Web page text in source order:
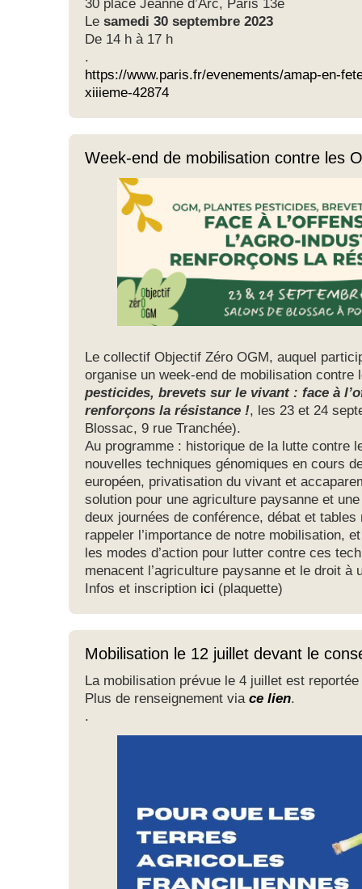
30 place Jeanne d’Arc, Paris 13e
Le samedi 30 septembre 2023
De 14 h à 17 h
.
https://www.paris.fr/evenements/amap-en-
xiiieme-42874
Week-end de mobilisation contre les
Le collectif Objectif Zéro OGM, auquel
organise un week-end de mobilisation contre
pesticides, brevets sur le vivant : face à
renforçons la résistance !, les 23 et 24
Blossac, 9 rue Tranchée).
Au programme : historique de la lutte contre
nouvelles techniques génomiques en cours
européen, privatisation du vivant et
solution pour une agriculture paysanne et
deux journées de conférence, débat et tables
rappeler l’importance de notre mobilisation,
les modes d’action pour lutter contre ces
menacent l’agriculture paysanne et le droit à
Infos et inscription ici (plaquette)
Mobilisation le 12 juillet devant le
La mobilisation prévue le 4 juillet est
Plus de renseignement via ce lien.
.